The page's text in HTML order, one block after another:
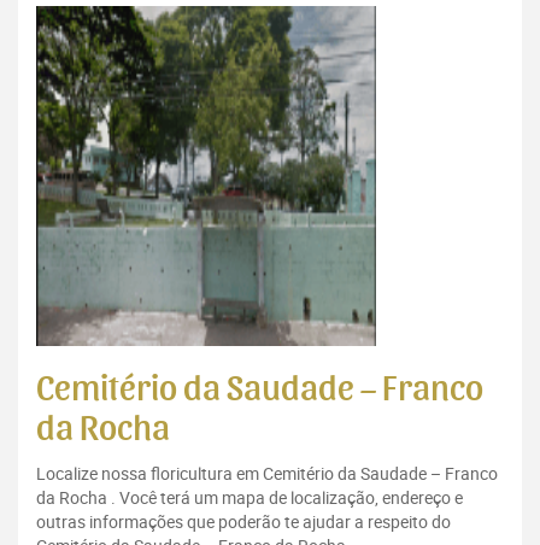
Cemitério da Saudade – Franco
da Rocha
Localize nossa floricultura em Cemitério da Saudade – Franco
da Rocha . Você terá um mapa de localização, endereço e
outras informações que poderão te ajudar a respeito do